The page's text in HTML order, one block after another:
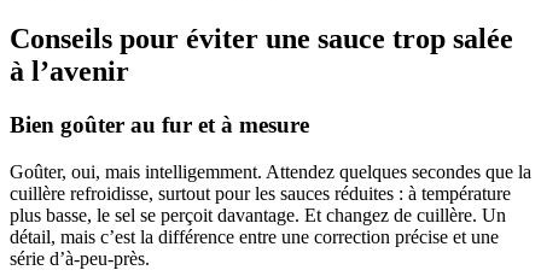
Conseils pour éviter une sauce trop salée
à l’avenir
Bien goûter au fur et à mesure
Goûter, oui, mais intelligemment. Attendez quelques secondes que la
cuillère refroidisse, surtout pour les sauces réduites : à température
plus basse, le sel se perçoit davantage. Et changez de cuillère. Un
détail, mais c’est la différence entre une correction précise et une
série d’à-peu-près.